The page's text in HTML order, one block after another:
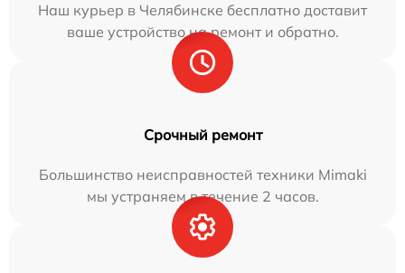
Наш курьер в Челябинске бесплатно доставит
ваше устройство на ремонт и обратно.
Срочный ремонт
Большинство неисправностей техники Mimaki
мы устраняем в течение 2 часов.